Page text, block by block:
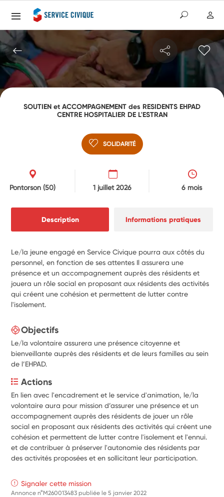
SOUTIEN et ACCOMPAGNEMENT des RESIDENTS EHPAD
CENTRE HOSPITALIER DE L'ESTRAN
SOLIDARITÉ
Pontorson (50) 1 juillet 2026 6 mois
Description Informations pratiques
Le/la jeune engagé en Service Civique pourra aux côtés du
personnel, en fonction de ses attentes Il assurera une
présence et un accompagnement auprès des résidents et
jouera un rôle social en proposant aux résidents des activités
qui créent une cohésion et permettent de lutter contre
l'isolement.
Objectifs
Le/la volontaire assurera une présence citoyenne et
bienveillante auprès des résidents et de leurs familles au sein
de l’EHPAD.
Actions
En lien avec l'encadrement et le service d'animation, le/la
volontaire aura pour mission d’assurer une présence et un
accompagnement auprès des résidents de jouer un rôle
social en proposant aux résidents des activités qui créent une
cohésion et permettent de lutter contre l'isolement et l'ennui.
et de contribuer à préserver l'autonomie des résidents par
des activités proposées et en sollicitant leur participation.
Signaler cette mission
Annonce n°M260013483 publiée le5 janvier 2022